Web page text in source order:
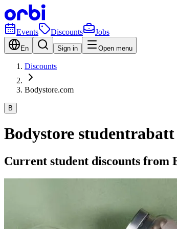
Events Discounts Jobs
En Sign in Open menu
Discounts
Bodystore.com
B
Bodystore
Current student discounts from